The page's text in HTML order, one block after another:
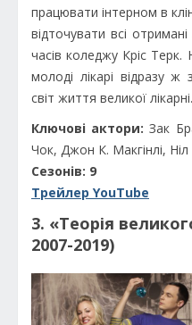
працювати інтерном в
відточувати всі
часів коледжу Кріс Терк.
молоді лікарі відразу
світ життя великої лікарні.
Ключові актори:Зак
Чок, Джон К. Макгінлі, Ніл
Сезонів: 9
Трейлер YouTube
3. «Теорія
2007-2019)